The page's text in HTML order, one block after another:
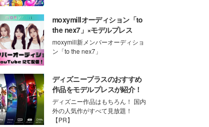
moxymillオーディション「to
the nex7」×モデルプレス
moxymill新メンバーオーディショ
ン「to the nex7」
ディズニープラスのおすすめ
作品をモデルプレスが紹介！
ディズニー作品はもちろん！ 国内
外の人気作がすべて見放題！
【PR】